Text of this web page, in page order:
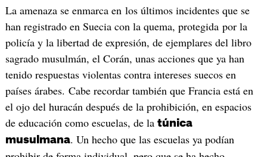
La amenaza se enmarca en los últimos incidentes que se
han registrado en Suecia con la quema, protegida por la
policía y la libertad de expresión, de ejemplares del libro
sagrado musulmán, el Corán, unas acciones que ya han
tenido respuestas violentas contra intereses suecos en
países árabes. Cabe recordar también que Francia está en
el ojo del huracán después de la prohibición, en espacios
de educación como escuelas, de la túnica
musulmana. Un hecho que las escuelas ya podían